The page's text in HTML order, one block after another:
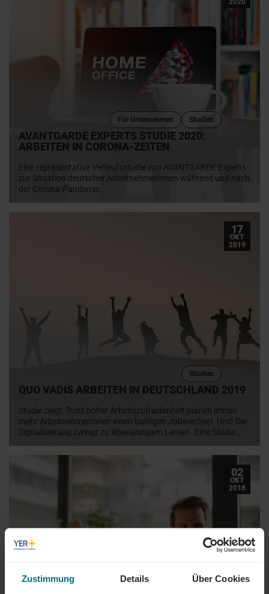
Zustimmung Details Über Cookies
Studien
Für Unternehmen
AVANTGARDE EXPERTS STUDIE 2020:
ARBEITEN IN CORONA-ZEITEN
Eine repräsentative Verlaufsstudie von AVANTGARDE Experts
zur Situation deutscher ArbeitnehmerInnen während und nach
der Corona-Pandemie.
2020
Studien
QUO VADIS ARBEITEN IN DEUTSCHLAND 2019
Studie zeigt: Trotz hoher Arbeitszufriedenheit planen immer
mehr ArbeitnehmerInnen einen baldigen Jobwechsel. Und: Die
Digitalisierung zwingt zu lebenslangem Lernen. Eine Studie
Digitalisierung und beruflicher Weiterbildung unter
17
OKT
2019
02
OKT
2018